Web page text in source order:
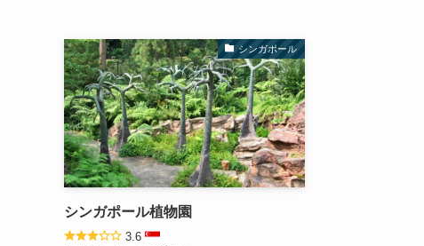
シンガポール
シンガポール植物園
3.6